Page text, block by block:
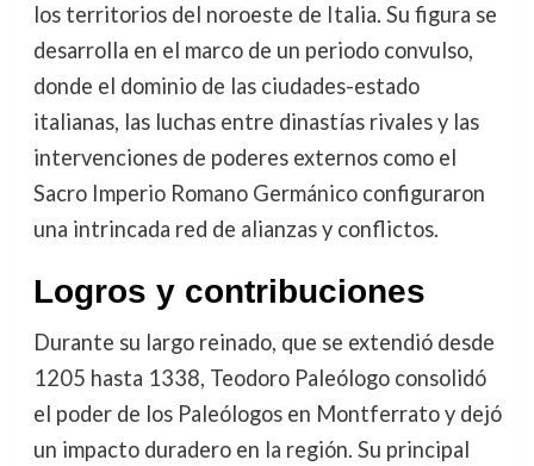
los territorios del noroeste de Italia. Su figura se
desarrolla en el marco de un periodo convulso,
donde el dominio de las ciudades-estado
italianas, las luchas entre dinastías rivales y las
intervenciones de poderes externos como el
Sacro Imperio Romano Germánico configuraron
una intrincada red de alianzas y conflictos.
Logros y contribuciones
Durante su largo reinado, que se extendió desde
1205 hasta 1338, Teodoro Paleólogo consolidó
el poder de los Paleólogos en Montferrato y dejó
un impacto duradero en la región. Su principal